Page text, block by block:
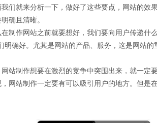
就来分析一下，做好了这些要点，网站的效果
确且清晰。
作网站之前就要想好，我们要向用户传递什
确好。尤其是网站的产品、服务，这是网站的
制作想要在激烈的竞争中突围出来，就一定
网站制作一定要有可以吸引用户的地方。但是